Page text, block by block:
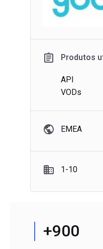
Produtos
API
VODs
EMEA
1-10
+900